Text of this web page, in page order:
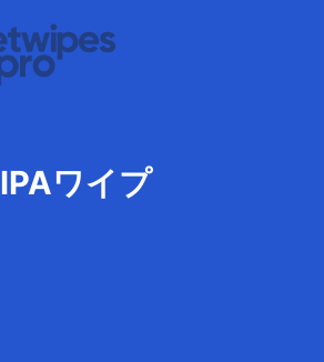
IPAワイプ